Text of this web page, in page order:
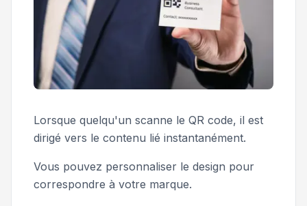
Lorsque quelqu'un scanne le QR code, il est
dirigé vers le contenu lié instantanément.
Vous pouvez personnaliser le design pour
correspondre à votre marque.